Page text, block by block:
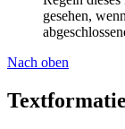
gesehen,
Nach oben